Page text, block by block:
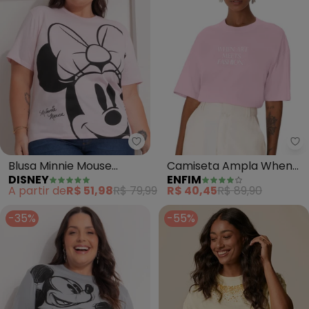
Disney - Blusa Minnie Mouse
Blusa Minnie Mouse
(Rosa)
DISNEY
A partir deR$ 51,98R$ 79,99
Camiseta Ampla When
Art Meets Fashion (Rosa
Claro)
ENFIM
R$ 40,45R$ 89,90
-35%
-55%